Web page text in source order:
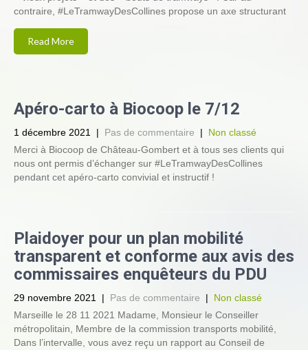
contraire, #LeTramwayDesCollines propose un axe structurant
Read More
Apéro-carto à Biocoop le 7/12
1 décembre 2021 | Pas de commentaire | Non classé
Merci à Biocoop de Château-Gombert et à tous ses clients qui
nous ont permis d’échanger sur #LeTramwayDesCollines
pendant cet apéro-carto convivial et instructif !
Plaidoyer pour un plan mobilité
transparent et conforme aux avis des
commissaires enquêteurs du PDU
29 novembre 2021 | Pas de commentaire | Non classé
Marseille le 28 11 2021 Madame, Monsieur le Conseiller
métropolitain, Membre de la commission transports mobilité,
Dans l’intervalle, vous avez reçu un rapport au Conseil de